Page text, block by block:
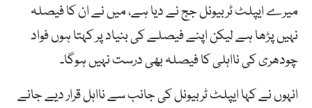
میرے ایپلٹ ٹربیونل جج نے دیا ہے، میں نے ان کا فیصلہ
نہیں پڑھا ہے لیکن اپنے فیصلے کی بنیاد پر کہتا ہوں فواد
چودھری کی نااہلی کا فیصلہ بھی درست نہیں ہوگا۔
انہوں نے کہا ایپلٹ ٹربیونل کی جانب سے نااہل قرار دیے جانے